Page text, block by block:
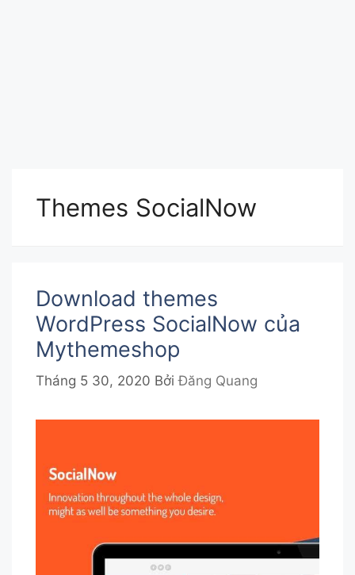
Themes SocialNow
Download themes
WordPress SocialNow của
Mythemeshop
Tháng 5 30, 2020 BởiĐăng Quang